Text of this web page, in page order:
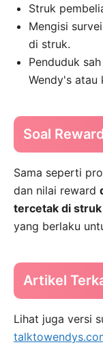
Struk
Mengisi
di struk.
Penduduk
Wendy's atau
Soal Reward
Sama seperti
dan nilai reward
tercetak di
yang berlaku
Artikel
Lihat juga versi